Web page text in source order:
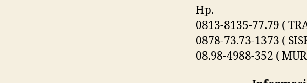
Hp.
0813-8135-77.79 (
0878-73.73-1373 (
08.98-4988-352 (